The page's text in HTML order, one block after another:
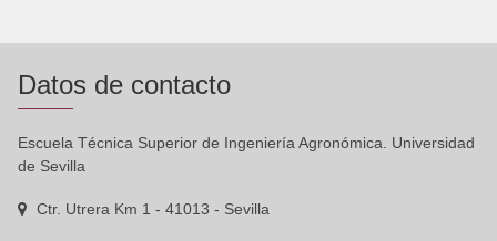
Datos de contacto
Escuela Técnica Superior de Ingeniería Agronómica. Universidad
de Sevilla
Ctr. Utrera Km 1 - 41013 - Sevilla